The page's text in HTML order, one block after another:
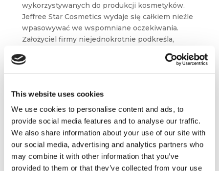
This website uses cookies
We use cookies to personalise content and ads, to
provide social media features and to analyse our traffic.
We also share information about your use of our site with
our social media, advertising and analytics partners who
may combine it with other information that you’ve
provided to them or that they’ve collected from your use
wykorzystywanych do produkcji kosmetyków.
Jeffree Star Cosmetics wydaje się całkiem nieźle
wpasowywać we wspomniane oczekiwania.
Założyciel firmy niejednokrotnie podkreśla,
od okrucieństwa. Te parametry wpływają
w znacznym stopniu na dobór dostawców,
o wartości produktów marki
Dystrybucja
Głównym kanałem dystrybucyjnym jestkanał
bezpośredni, a więc sklep e-commerce marki.